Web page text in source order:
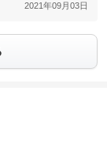
2021年09月03日